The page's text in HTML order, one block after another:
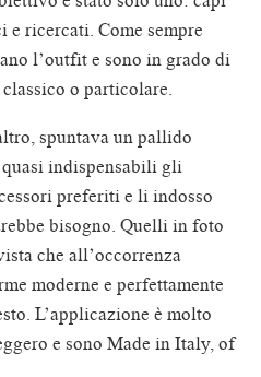
e ricercati. Come sempre
l’outfit e sono in grado di
o particolare.
spuntava un pallido
indispensabili gli
preferiti e li indosso
bisogno. Quelli in foto
che all’occorrenza
moderne e perfettamente
L’applicazione è molto
e sono Made in Italy, of